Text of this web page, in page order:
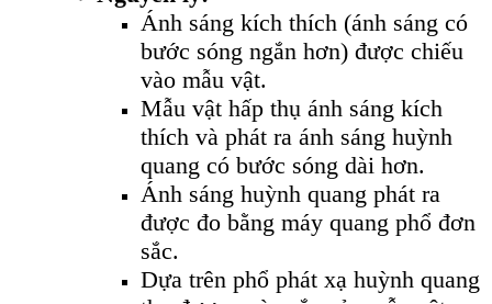
Ánh sáng kích thích (ánh sáng có
bước sóng ngắn hơn) được chiếu
vào mẫu vật.
Mẫu vật hấp thụ ánh sáng kích
thích và phát ra ánh sáng huỳnh
quang có bước sóng dài hơn.
Ánh sáng huỳnh quang phát ra
được đo bằng máy quang phổ đơn
sắc.
Dựa trên phổ phát xạ huỳnh quang